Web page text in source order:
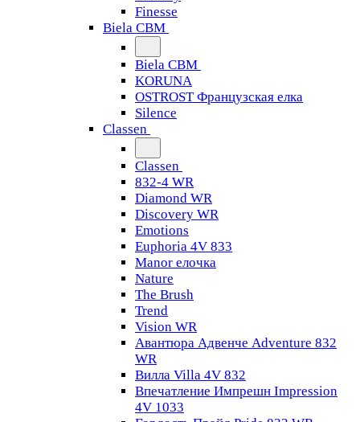
Finesse
Biela CBM
Biela CBM
KORUNA
OSTROST Французская елка
Silence
Classen
Classen
832-4 WR
Diamond WR
Discovery WR
Emotions
Euphoria 4V 833
Manor елочка
Nature
The Brush
Trend
Vision WR
Авантюра Адвенче Adventure 832
WR
Вилла Villa 4V 832
Впечатление Импрешн Impression
4V 1033